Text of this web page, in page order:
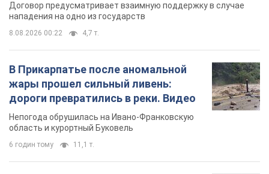
Договор предусматривает взаимную поддержку в случае
нападения на одно из государств
8.08.2026 00:22 4,7 т.
В Прикарпатье после аномальной
жары прошел сильный ливень:
дороги превратились в реки. Видео
Непогода обрушилась на Ивано-Франковскую
область и курортный Буковель
6 годин тому 11,1 т.